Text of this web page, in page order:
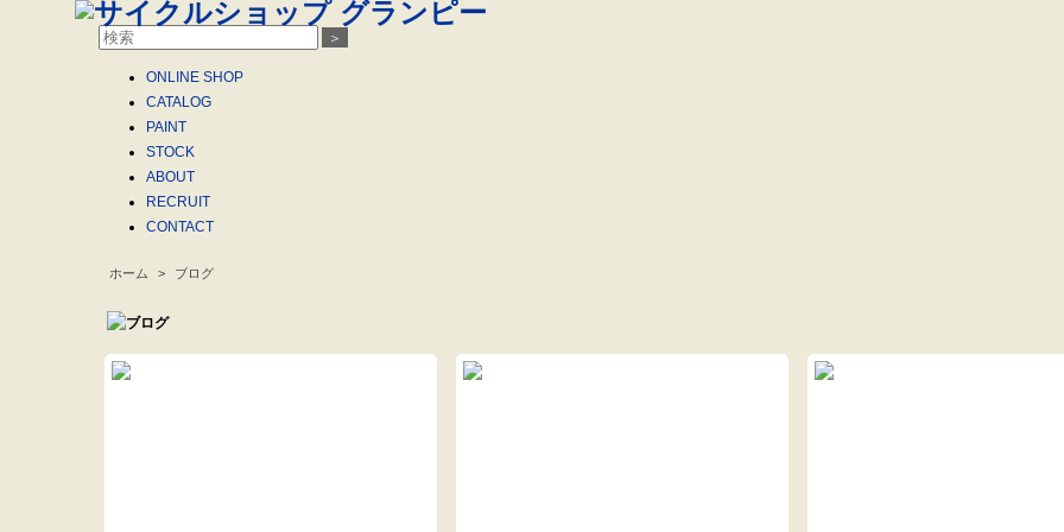
＞
ONLINE SHOP
CATALOG
PAINT
STOCK
ABOUT
RECRUIT
CONTACT
ホーム > ブログ